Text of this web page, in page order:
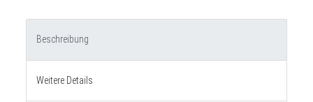
Beschreibung
Weitere Details